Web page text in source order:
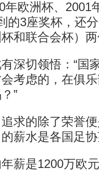
年欧洲杯、2001
的3座奖杯，还
和联合会杯）
切领悟：“国
考虑的，在俱
”
的除了荣誉便
薪水是各国足
是1200万欧元